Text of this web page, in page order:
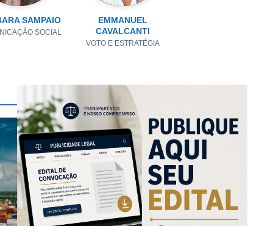
SAMPAIO
SOCIAL
EMMANUEL
CAVALCANTI
VOTO E ESTRATÉGIA